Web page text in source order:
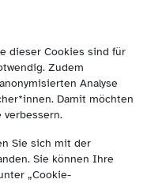
dieser Cookies sind für
Zudem
Analyse
Damit möchten
Sie sich mit der
Sie können Ihre
„Cookie-